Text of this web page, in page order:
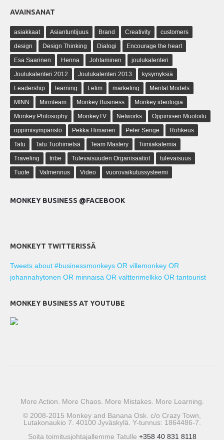
AVAINSANAT
asiakkaat Asiantuntijuus Brand Creativity
customers
design
Design Thinking Dialogi
Encourage the heart
Esa Saarinen
Henna Johtaminen
joulukalenteri
Joulukalenteri 2012
Joulukalenteri 2013
kysymyksiä
Leadership
learning Letim marketing
Mental Models
MINN
Minnteam Monkey Business
Monkey ideologia
Monkey Philosophy
MonkeyTV Networks
Oppimisen Muotoilu
oppimisympäristö
Pekka Himanen Peter Senge
Rohkeus
Tatu
Tatu Tuohimetsä Team Mastery
Tiimiakatemia
Traveling
tribe Tulevaisuuden Organisaatiot
tulevaisuus
Tuote
Valmennus Video vuorovaikutussysteemi
MONKEY BUSINESS @FACEBOOK
MONKEYT TWITTERISSÄ
Tweets about #businessmonkeys OR villemonkey OR
johannahytonen OR minnaisa OR valtterimelkko OR tantourist
MONKEY BUSINESS AT YOUTUBE
More Action. More Chaos. More Mistakes. More Learning.
© 2008-2015 Monkey and Banana Osk. c/o Crazy Town,
Lutakonaukio 7. 40100 Jyväskylä. Y-tunnus: 1864486-7.
Soita toimitusjohtajallemme Tatulle +358 40 831 8118